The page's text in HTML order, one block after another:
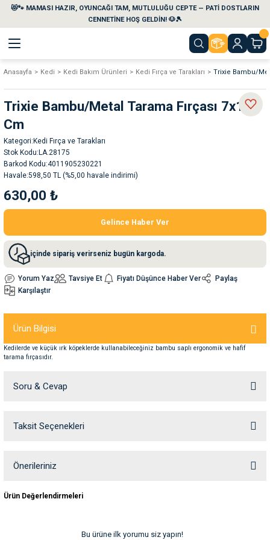
😻🐾 MAMASI HAZIR, OYUNCAĞI TAM, MUTLULUĞU CEPTE — PATİ DOSTLARIN
CENNETİNE HOŞ GELDİN! 🐶🎾
Geri Dön
Geri Dön
Temizlik Ürünleri
Geri Dön
Geri Dön
Geri Dön
Geri Dön
Anasayfa Kedi Kedi Bakım Ürünleri Kedi Fırça ve Tarakları Trixie Bambu/
Trixie Bambu/Metal Tarama Fırçası 7x16
Cm
Kategori Kedi Fırça ve Tarakları
Stok Kodu LA.28175
Barkod Kodu 4011905230221
Havale 598,50 TL (%5,00 havale indirimi)
630,00 ₺
Gelince Haber Ver
içinde sipariş verirseniz bugün kargoda.
Yorum Yaz Tavsiye Et Fiyatı Düşünce Haber Ver
Paylaş
Karşılaştır
Ürün Bilgisi
Kedilerde ve küçük ırk köpeklerde kullanabileceğiniz bambu saplı ergonomik ve hafif
tarama fırçasıdır.
Soru & Cevap
Ürün hakkında henüz soru sorulmamış.
Taksit Seçenekleri
Önerileriniz
yetersiz gördüğünüz noktaları öneri formunu kullanarak tarafımıza
Ürün Değerlendirmeleri
Bu ürüne ilk yorumu siz yapın!